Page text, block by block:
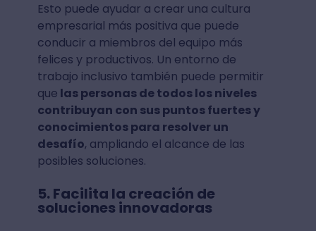
Esto puede ayudar a crear una cultura
empresarial más positiva que puede
conducir a miembros del equipo más
felices y productivos. Un entorno de
trabajo inclusivo también puede permitir
que las personas de todos los niveles
contribuyan con sus puntos fuertes y
conocimientos para resolver un
desafío, ampliando el alcance de las
posibles soluciones.
5. Facilita la creación de
soluciones innovadoras